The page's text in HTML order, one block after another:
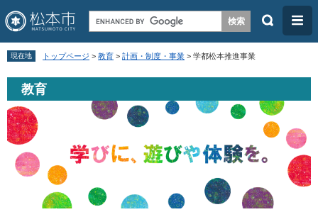
ペ
の
先
メ
ー
を
検
メ
ニ
ー
現在地 トップページ > 教育 > 計画・制度・事業 > 学都松本推進事業
教育